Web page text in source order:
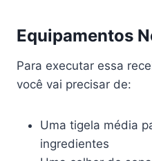
Equipamentos
Para executar essa
você vai precisar de:
Uma tigela média
ingredientes